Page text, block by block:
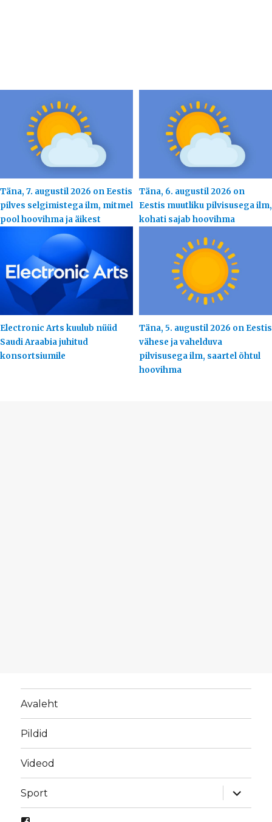
Täna, 7. augustil 2026 on Eestis
pilves selgimistega ilm, mitmel
pool hoovihma ja äikest
Täna, 6. augustil 2026 on
Eestis muutliku pilvisusega ilm,
kohati sajab hoovihma
Electronic Arts kuulub nüüd
Saudi Araabia juhitud
konsortsiumile
Täna, 5. augustil 2026 on Eestis
vähese ja vahelduva
pilvisusega ilm, saartel õhtul
hoovihma
Avaleht
Pildid
Videod
Sport
laienda